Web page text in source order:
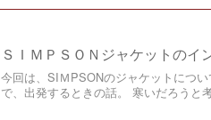
ＳＩＭＰＳＯＮジャケットのイ
今回は、SIＭPSONのジャケットにつ
で、出発するときの話。 寒いだろう